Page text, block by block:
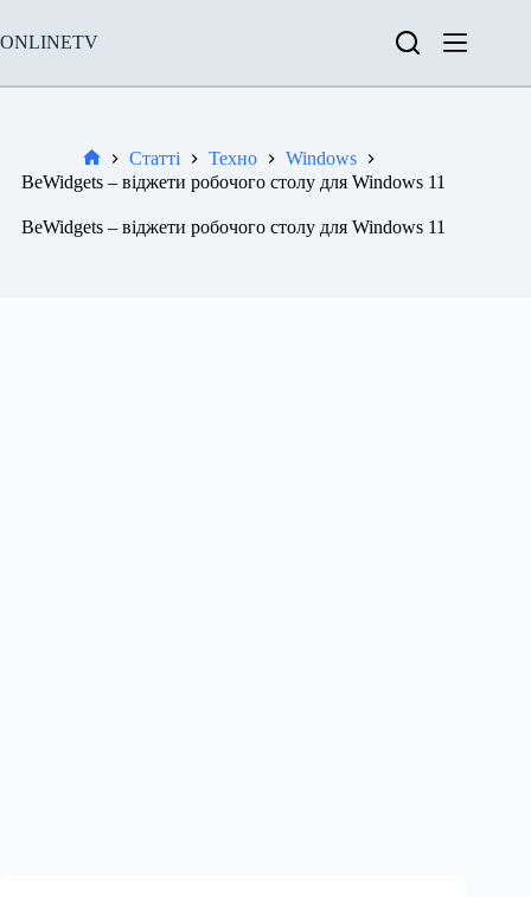
вмісту
ONLINETV
Новини
Статті Техно
Windows
BeWidgets – віджети робочого столу для Windows 11
BeWidgets – віджети робочого столу для Windows 11